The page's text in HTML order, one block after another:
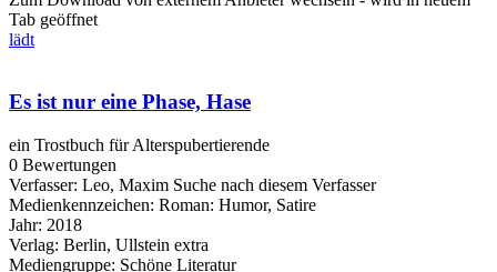
Tab geöffnet
lädt
Es ist nur eine Phase, Hase
ein Trostbuch für Alterspubertierende
0 Bewertungen
Verfasser: Leo, Maxim Suche nach diesem Verfasser
Medienkennzeichen: Roman: Humor, Satire
Jahr: 2018
Verlag: Berlin, Ullstein extra
Mediengruppe: Schöne Literatur